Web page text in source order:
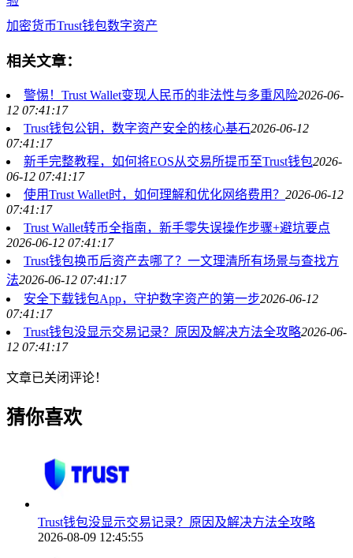
加密货币Trust钱包数字资产
相关文章：
警惕！Trust Wallet变现人民币的非法性与多重风险2026-06-
12 07:41:17
Trust钱包公钥，数字资产安全的核心基石2026-06-12
07:41:17
新手完整教程，如何将EOS从交易所提币至Trust钱包2026-
06-12 07:41:17
使用Trust Wallet时，如何理解和优化网络费用？ 2026-06-12
07:41:17
Trust Wallet转币全指南，新手零失误操作步骤+避坑要点
2026-06-12 07:41:17
Trust钱包换币后资产去哪了？一文理清所有场景与查找方
法2026-06-12 07:41:17
安全下载钱包App，守护数字资产的第一步2026-06-12
07:41:17
Trust钱包没显示交易记录？原因及解决方法全攻略2026-06-
12 07:41:17
文章已关闭评论！
猜你喜欢
Trust钱包没显示交易记录？原因及解决方法全攻略
2026-08-09 12:45:55